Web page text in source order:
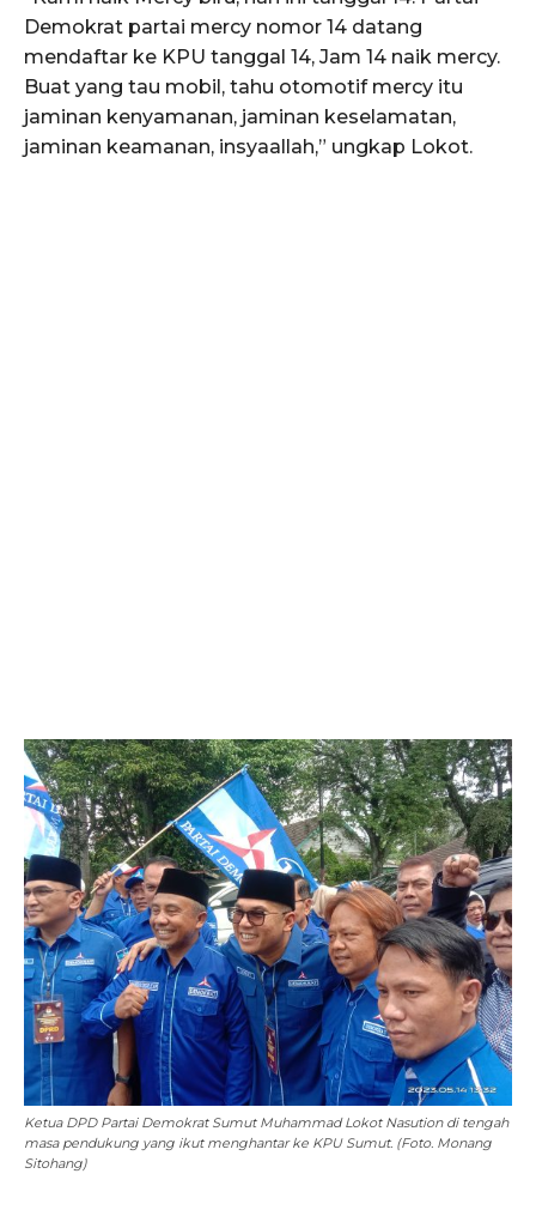
Demokrat partai mercy nomor 14 datang
mendaftar ke KPU tanggal 14, Jam 14 naik mercy.
Buat yang tau mobil, tahu otomotif mercy itu
jaminan kenyamanan, jaminan keselamatan,
jaminan keamanan, insyaallah,” ungkap Lokot.
Ketua DPD Partai Demokrat Sumut Muhammad Lokot Nasution di tengah
masa pendukung yang ikut menghantar ke KPU Sumut. (Foto. Monang
Sitohang)